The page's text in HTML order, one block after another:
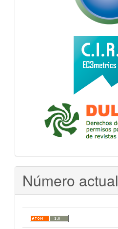
Número actual